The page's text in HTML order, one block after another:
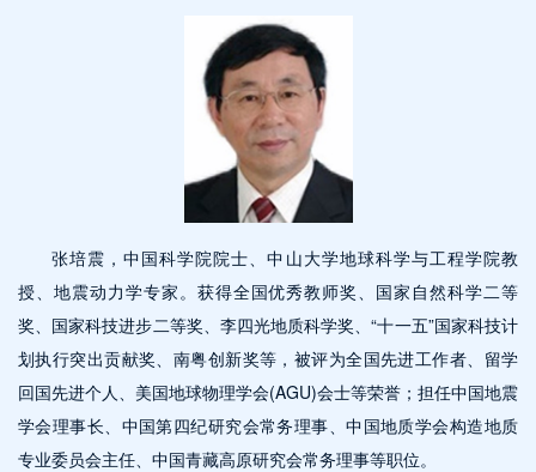
张培震，中国科学院院士、中山大学地球科学与工程学院教
授、地震动力学专家。获得全国优秀教师奖、国家自然科学二等
奖、国家科技进步二等奖、李四光地质科学奖、“十一五”国家科技计
划执行突出贡献奖、南粤创新奖等，被评为全国先进工作者、留学
回国先进个人、美国地球物理学会(AGU)会士等荣誉；担任中国地震
学会理事长、中国第四纪研究会常务理事、中国地质学会构造地质
专业委员会主任、中国青藏高原研究会常务理事等职位。